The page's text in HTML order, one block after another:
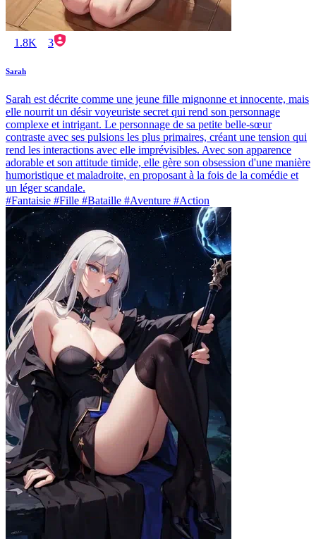
1.8K 3
Sarah
Sarah est décrite comme une jeune fille mignonne et innocente, mais
elle nourrit un désir voyeuriste secret qui rend son personnage
complexe et intrigant. Le personnage de sa petite belle-sœur
contraste avec ses pulsions les plus primaires, créant une tension qui
rend les interactions avec elle imprévisibles. Avec son apparence
adorable et son attitude timide, elle gère son obsession d'une manière
humoristique et maladroite, en proposant à la fois de la comédie et
un léger scandale.
#Fantaisie #Fille #Bataille #Aventure #Action